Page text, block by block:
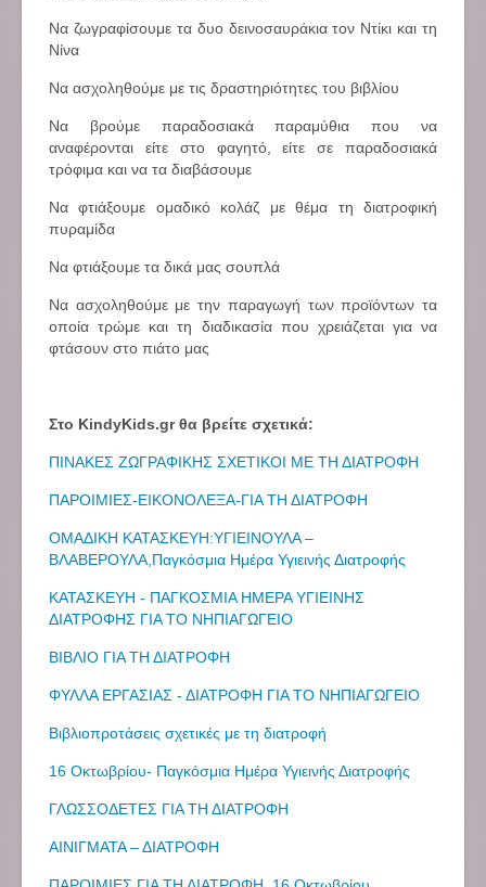
Να ζωγραφίσουμε τα δυο δεινοσαυράκια τον Ντίκι και τη
Νίνα
Να ασχοληθούμε με τις δραστηριότητες του βιβλίου
Να βρούμε παραδοσιακά παραμύθια που να
αναφέρονται είτε στο φαγητό, είτε σε παραδοσιακά
τρόφιμα και να τα διαβάσουμε
Να φτιάξουμε ομαδικό κολάζ με θέμα τη διατροφική
πυραμίδα
Να φτιάξουμε τα δικά μας σουπλά
Να ασχοληθούμε με την παραγωγή των προϊόντων τα
οποία τρώμε και τη διαδικασία που χρειάζεται για να
φτάσουν στο πιάτο μας
Στο KindyKids.gr θα βρείτε σχετικά:
ΠΙΝΑΚΕΣ ΖΩΓΡΑΦΙΚΗΣ ΣΧΕΤΙΚΟΙ ΜΕ ΤΗ ΔΙΑΤΡΟΦΗ
ΠΑΡΟΙΜΙΕΣ-ΕΙΚΟΝΟΛΕΞΑ-ΓΙΑ ΤΗ ΔΙΑΤΡΟΦΗ
ΟΜΑΔΙΚΗ ΚΑΤΑΣΚΕΥΗ:ΥΓΙΕΙΝΟΥΛΑ –
ΒΛΑΒΕΡΟΥΛΑ,Παγκόσμια Ημέρα Υγιεινής Διατροφής
ΚΑΤΑΣΚΕΥΗ - ΠΑΓΚΟΣΜΙΑ ΗΜΕΡΑ ΥΓΙΕΙΝΗΣ
ΔΙΑΤΡΟΦΗΣ ΓΙΑ ΤΟ ΝΗΠΙΑΓΩΓΕΙΟ
ΒΙΒΛΙΟ ΓΙΑ ΤΗ ΔΙΑΤΡΟΦΗ
ΦΥΛΛΑ ΕΡΓΑΣΙΑΣ - ΔΙΑΤΡΟΦΗ ΓΙΑ ΤΟ ΝΗΠΙΑΓΩΓΕΙΟ
Βιβλιοπροτάσεις σχετικές με τη διατροφή
16 Οκτωβρίου- Παγκόσμια Ημέρα Υγιεινής Διατροφής
ΓΛΩΣΣΟΔΕΤΕΣ ΓΙΑ ΤΗ ΔΙΑΤΡΟΦΗ
ΑΙΝΙΓΜΑΤΑ – ΔΙΑΤΡΟΦΗ